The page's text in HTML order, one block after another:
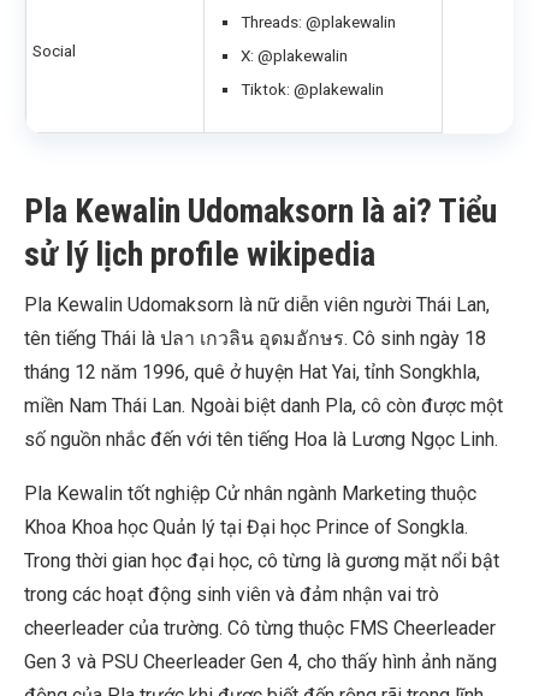
Social
Threads: @plakewalin
X: @plakewalin
Tiktok: @plakewalin
Pla Kewalin Udomaksorn là ai? Tiểu
sử lý lịch profile wikipedia
Pla Kewalin Udomaksorn là nữ diễn viên người Thái Lan,
tên tiếng Thái là ปลา เกวลิน อุดมอักษร. Cô sinh ngày 18
tháng 12 năm 1996, quê ở huyện Hat Yai, tỉnh Songkhla,
miền Nam Thái Lan. Ngoài biệt danh Pla, cô còn được một
số nguồn nhắc đến với tên tiếng Hoa là Lương Ngọc Linh.
Pla Kewalin tốt nghiệp Cử nhân ngành Marketing thuộc
Khoa Khoa học Quản lý tại Đại học Prince of Songkla.
Trong thời gian học đại học, cô từng là gương mặt nổi bật
trong các hoạt động sinh viên và đảm nhận vai trò
cheerleader của trường. Cô từng thuộc FMS Cheerleader
Gen 3 và PSU Cheerleader Gen 4, cho thấy hình ảnh năng